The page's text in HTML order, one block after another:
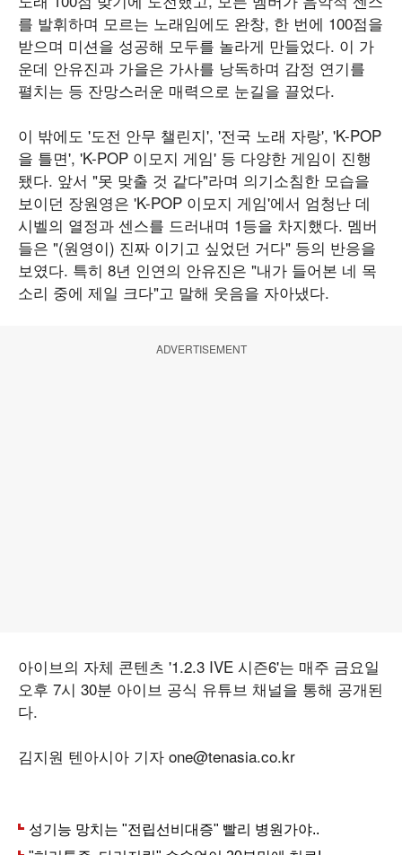
를 발휘하며 모르는 노래임에도 완창, 한 번에 100점을
받으며 미션을 성공해 모두를 놀라게 만들었다. 이 가
운데 안유진과 가을은 가사를 낭독하며 감정 연기를
펼치는 등 잔망스러운 매력으로 눈길을 끌었다.
이 밖에도 '도전 안무 챌린지', '전국 노래 자랑', 'K-POP
을 틀면', 'K-POP 이모지 게임' 등 다양한 게임이 진행
됐다. 앞서 "못 맞출 것 같다"라며 의기소침한 모습을
보이던 장원영은 'K-POP 이모지 게임'에서 엄청난 데
시벨의 열정과 센스를 드러내며 1등을 차지했다. 멤버
들은 "(원영이) 진짜 이기고 싶었던 거다" 등의 반응을
보였다. 특히 8년 인연의 안유진은 "내가 들어본 네 목
소리 중에 제일 크다"고 말해 웃음을 자아냈다.
ADVERTISEMENT
아이브의 자체 콘텐츠 '1.2.3 IVE 시즌6'는 매주 금요일
오후 7시 30분 아이브 공식 유튜브 채널을 통해 공개된
다.
김지원 텐아시아 기자 one@tenasia.co.kr